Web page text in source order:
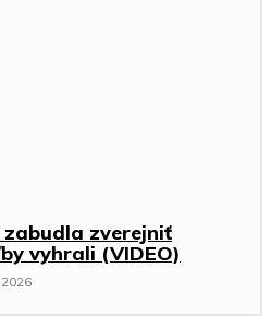
zverejniť
vyhrali (VIDEO)
2026